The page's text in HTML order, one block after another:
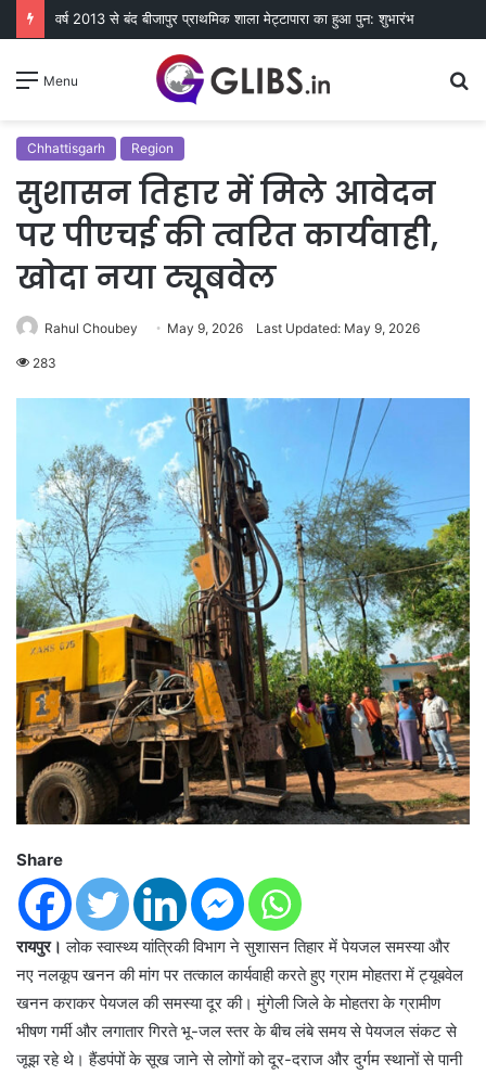
वर्ष 2013 से बंद बीजापुर प्राथमिक शाला मेट्टापारा का हुआ पुन: शुभारंभ
Menu
Chhattisgarh Region
सुशासन तिहार में मिले आवेदन
पर पीएचई की त्वरित कार्यवाही,
खोदा नया ट्यूबवेल
Rahul Choubey May 9, 2026 Last Updated: May 9, 2026
283
Share
रायपुर। लोक स्वास्थ्य यांत्रिकी विभाग ने सुशासन तिहार में पेयजल समस्या और
नए नलकूप खनन की मांग पर तत्काल कार्यवाही करते हुए ग्राम मोहतरा में ट्यूबवेल
खनन कराकर पेयजल की समस्या दूर की। मुंगेली जिले के मोहतरा के ग्रामीण
भीषण गर्मी और लगातार गिरते भू-जल स्तर के बीच लंबे समय से पेयजल संकट से
जूझ रहे थे। हैंडपंपों के सूख जाने से लोगों को दूर-दराज और दुर्गम स्थानों से पानी